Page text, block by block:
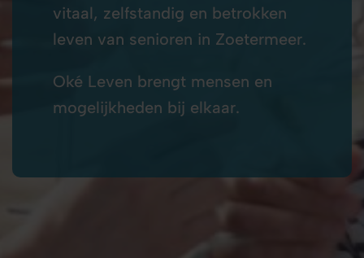
vitaal, zelfstandig en betrokken
leven van senioren in Zoetermeer.
Oké Leven brengt mensen en
mogelijkheden bij elkaar.